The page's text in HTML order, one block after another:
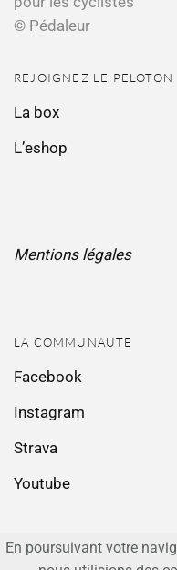
© Pédaleur
REJOIGNEZ LE PELOTON
La box
L’eshop
Mentions légales
LA COMMUNAUTÉ
Facebook
Instagram
Strava
Youtube
En poursuivant votre